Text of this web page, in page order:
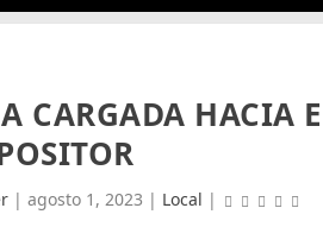
CARGADA HACIA
|agosto 1, 2023 | Local |